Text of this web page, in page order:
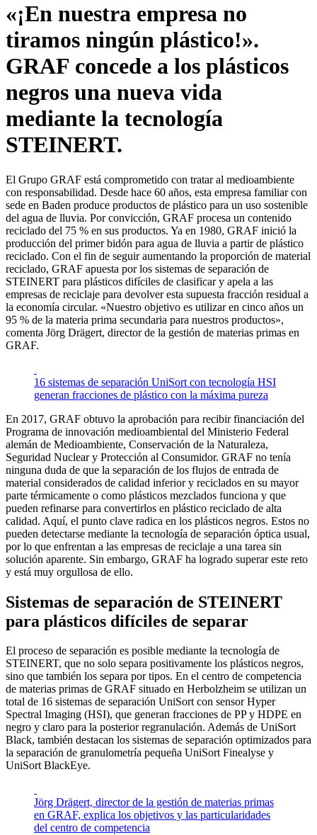
«¡En nuestra empresa no
tiramos ningún plástico!».
GRAF concede a los plásticos
negros una nueva vida
mediante la tecnología
STEINERT.
El Grupo GRAF está comprometido con tratar al medioambiente
con responsabilidad. Desde hace 60 años, esta empresa familiar con
sede en Baden produce productos de plástico para un uso sostenible
del agua de lluvia. Por convicción, GRAF procesa un contenido
reciclado del 75 % en sus productos. Ya en 1980, GRAF inició la
producción del primer bidón para agua de lluvia a partir de plástico
reciclado. Con el fin de seguir aumentando la proporción de material
reciclado, GRAF apuesta por los sistemas de separación de
STEINERT para plásticos difíciles de clasificar y apela a las
empresas de reciclaje para devolver esta supuesta fracción residual a
la economía circular. «Nuestro objetivo es utilizar en cinco años un
95 % de la materia prima secundaria para nuestros productos»,
comenta Jörg Drägert, director de la gestión de materias primas en
GRAF.
16 sistemas de separación UniSort con tecnología HSI
generan fracciones de plástico con la máxima pureza
En 2017, GRAF obtuvo la aprobación para recibir financiación del
Programa de innovación medioambiental del Ministerio Federal
alemán de Medioambiente, Conservación de la Naturaleza,
Seguridad Nuclear y Protección al Consumidor. GRAF no tenía
ninguna duda de que la separación de los flujos de entrada de
material considerados de calidad inferior y reciclados en su mayor
parte térmicamente o como plásticos mezclados funciona y que
pueden refinarse para convertirlos en plástico reciclado de alta
calidad. Aquí, el punto clave radica en los plásticos negros. Estos no
pueden detectarse mediante la tecnología de separación óptica usual,
por lo que enfrentan a las empresas de reciclaje a una tarea sin
solución aparente. Sin embargo, GRAF ha logrado superar este reto
y está muy orgullosa de ello.
Sistemas de separación de STEINERT
para plásticos difíciles de separar
El proceso de separación es posible mediante la tecnología de
STEINERT, que no solo separa positivamente los plásticos negros,
sino que también los separa por tipos. En el centro de competencia
de materias primas de GRAF situado en Herbolzheim se utilizan un
total de 16 sistemas de separación UniSort con sensor Hyper
Spectral Imaging (HSI), que generan fracciones de PP y HDPE en
negro y claro para la posterior regranulación. Además de UniSort
Black, también destacan los sistemas de separación optimizados para
la separación de granulometría pequeña UniSort Finealyse y
UniSort BlackEye.
Jörg Drägert, director de la gestión de materias primas
en GRAF, explica los objetivos y las particularidades
del centro de competencia